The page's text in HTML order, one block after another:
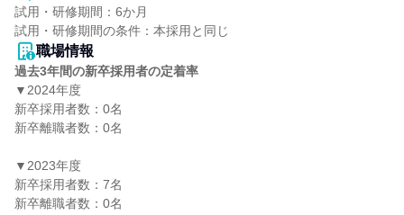
試用・研修期間：6か月
職場情報
過去3年間の新卒採用者の定着率
▼2024年度
新卒採用者数：0名
新卒離職者数：0名
▼2023年度
新卒採用者数：7名
新卒離職者数：0名